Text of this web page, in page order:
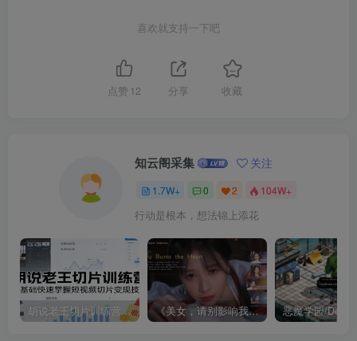
喜欢就支持一下吧
点赞 12 分享 收藏
知云阁采集 关注
1.7W+ 0 2 104W+
行动是根本，想法锦上添花
胡说老王切片训练营，零基础快速掌握短视频切片变现技巧 《美女，请别影响我成仙全球版》中文版